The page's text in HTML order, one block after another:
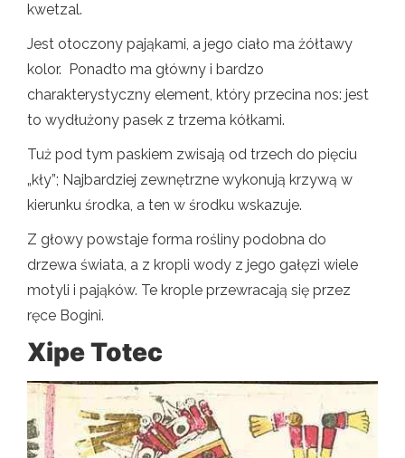
kwetzal.
Jest otoczony pająkami, a jego ciało ma żółtawy
kolor. Ponadto ma główny i bardzo
charakterystyczny element, który przecina nos: jest
to wydłużony pasek z trzema kółkami.
Tuż pod tym paskiem zwisają od trzech do pięciu
„kły”; Najbardziej zewnętrzne wykonują krzywą w
kierunku środka, a ten w środku wskazuje.
Z głowy powstaje forma rośliny podobna do
drzewa świata, a z kropli wody z jego gałęzi wiele
motyli i pająków. Te krople przewracają się przez
ręce Bogini.
Xipe Totec